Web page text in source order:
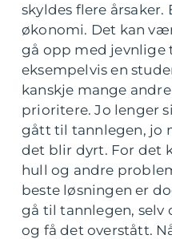
skyldes flere årsaker.
økonomi. Det kan
gå opp med jevnlige
eksempelvis en
kanskje mange
prioritere. Jo lenger
gått til tannlegen, jo
det blir dyrt. For det
hull og andre
beste løsningen er
gå til tannlegen, selv
og få det overstått.